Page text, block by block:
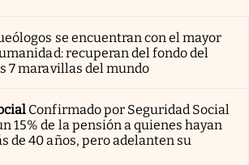
se encuentran con el mayor
recuperan del fondo del
7 maravillas del mundo
Confirmado por Seguridad Social
15% de la pensión a quienes hayan
de 40 años, pero adelanten su